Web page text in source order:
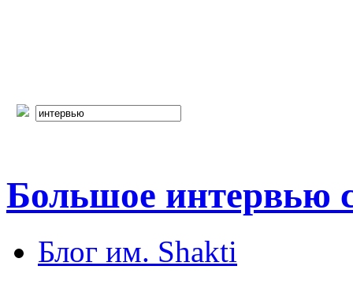
Большое интервью
Блог им. Shakti